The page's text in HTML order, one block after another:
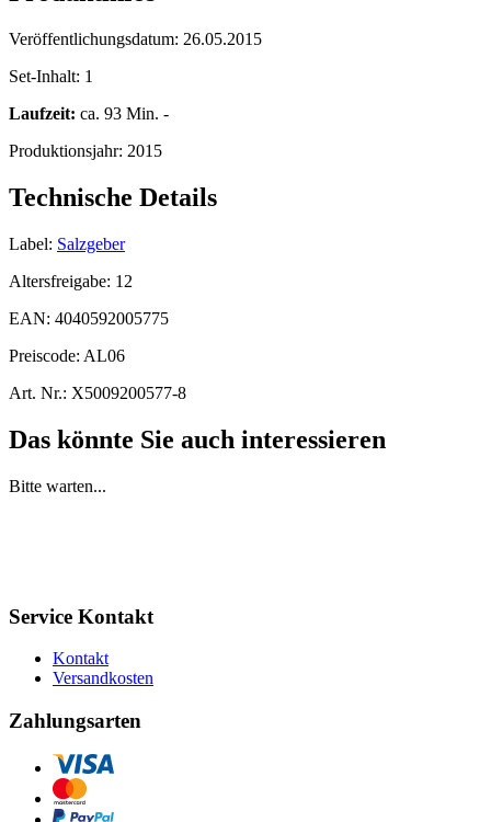
Veröffentlichungsdatum: 26.05.2015
Set-Inhalt: 1
Laufzeit: ca. 93 Min. -
Produktionsjahr: 2015
Technische Details
Label: Salzgeber
Altersfreigabe: 12
EAN: 4040592005775
Preiscode: AL06
Art. Nr.: X5009200577-8
Das könnte Sie auch interessieren
Bitte warten...
Service Kontakt
Kontakt
Versandkosten
Zahlungsarten